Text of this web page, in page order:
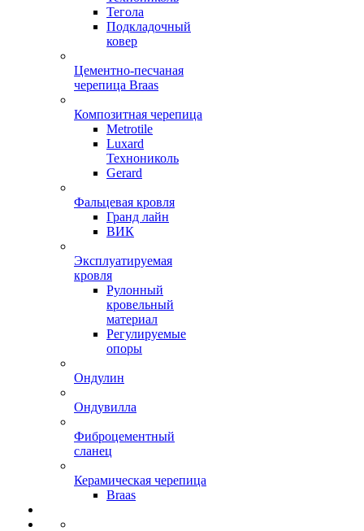
Тегола
Подкладочный
ковер
Цементно-песчаная
черепица Braas
Композитная черепица
Metrotile
Luxard
Технониколь
Gerard
Фальцевая кровля
Гранд лайн
ВИК
Эксплуатируемая
кровля
Рулонный
кровельный
материал
Регулируемые
опоры
Ондулин
Ондувилла
Фиброцементный
сланец
Керамическая черепица
Braas